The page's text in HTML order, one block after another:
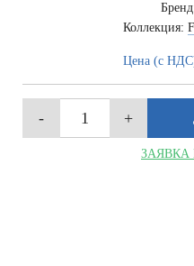
Коллекция:
Цена (с
ЗАЯВКА